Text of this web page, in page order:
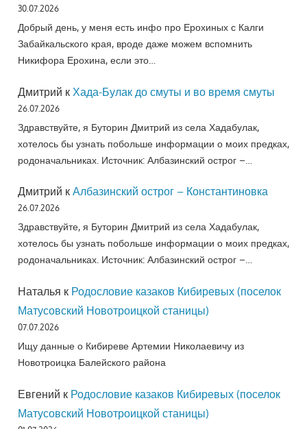
30.07.2026
Добрый день, у меня есть инфо про Ерохиных с Калги
Забайкальского края, вроде даже можем вспомнить
Никифора Ерохина, если это…
Дмитрий к Хада-Булак до смуты и во время смуты
26.07.2026
Здравствуйте, я Буторин Дмитрий из села Хадабулак,
хотелось бы узнать побольше информации о моих предках,
родоначальниках. Источник: Албазинский острог –…
Дмитрий к Албазинский острог – Константиновка
26.07.2026
Здравствуйте, я Буторин Дмитрий из села Хадабулак,
хотелось бы узнать побольше информации о моих предках,
родоначальниках. Источник: Албазинский острог –…
Наталья к Родословие казаков Кибиревых (поселок
Матусовский Новотроицкой станицы)
07.07.2026
Ищу данные о Кибиреве Артемии Николаевичу из
Новотроицка Балейского района
Евгений к Родословие казаков Кибиревых (поселок
Матусовский Новотроицкой станицы)